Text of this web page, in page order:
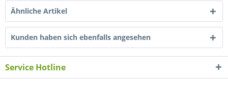
Ähnliche Artikel
Kunden haben sich ebenfalls angesehen
Service Hotline